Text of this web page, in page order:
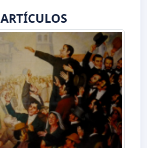
ARTÍCULOS